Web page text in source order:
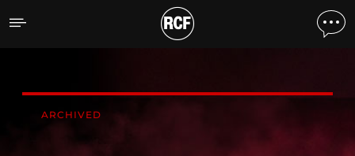
TTL 33-A II MODULE LINE
ARCHIVED